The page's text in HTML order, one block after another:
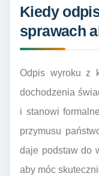
Kiedy
sprawach
Odpis wyroku z
dochodzenia
i stanowi
przymusu
daje podstaw do
aby móc